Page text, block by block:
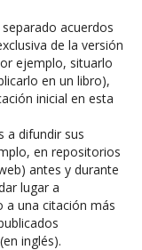
acuerdos
de la versión
ejemplo, situarlo
en un libro),
inicial en esta
a difundir sus
en repositorios
antes y durante
lugar a
a una citación más
inglés).